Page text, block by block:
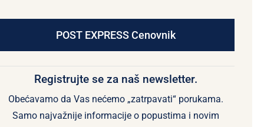
POST EXPRESS Cenovnik
Registrujte se za naš newsletter.
Obećavamo da Vas nećemo „zatrpavati“ porukama.
Samo najvažnije informacije o popustima i novim